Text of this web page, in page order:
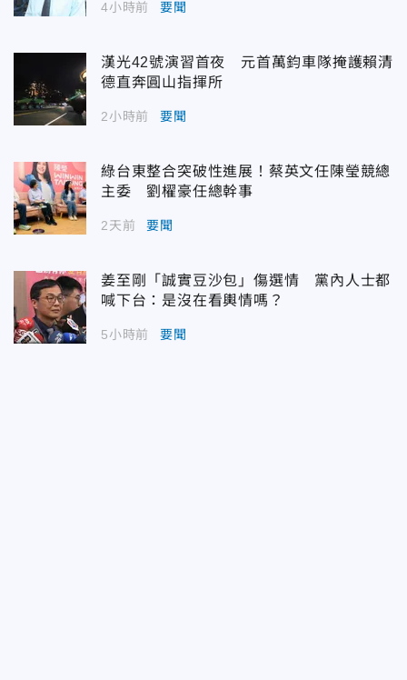
4小時前 要聞
漢光42號演習首夜 元首萬鈞車隊掩護賴清
德直奔圓山指揮所
2小時前 要聞
綠台東整合突破性進展！蔡英文任陳瑩競總
主委 劉櫂豪任總幹事
2天前 要聞
姜至剛「誠實豆沙包」傷選情 黨內人士都
喊下台：是沒在看輿情嗎？
5小時前 要聞